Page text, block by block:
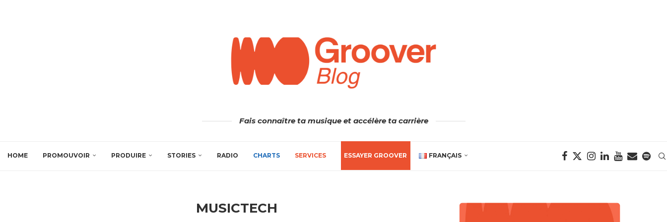
Fais connaître ta musique et accélère ta carrière
HOME PROMOUVOIR PRODUIRE STORIES RADIO CHARTS SERVICES ESSAYER GROOVER FRANÇAIS
MUSICTECH